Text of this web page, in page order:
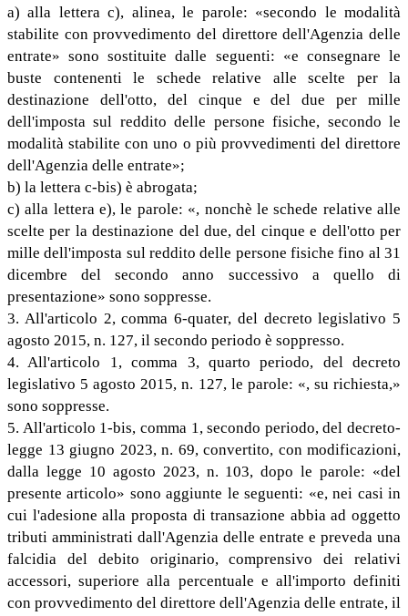
a) alla lettera c), alinea, le parole: «secondo le modalità
stabilite con provvedimento del direttore dell'Agenzia delle
entrate» sono sostituite dalle seguenti: «e consegnare le
buste contenenti le schede relative alle scelte per la
destinazione dell'otto, del cinque e del due per mille
dell'imposta sul reddito delle persone fisiche, secondo le
modalità stabilite con uno o più provvedimenti del direttore
dell'Agenzia delle entrate»;
b) la lettera c-bis) è abrogata;
c) alla lettera e), le parole: «, nonchè le schede relative alle
scelte per la destinazione del due, del cinque e dell'otto per
mille dell'imposta sul reddito delle persone fisiche fino al 31
dicembre del secondo anno successivo a quello di
presentazione» sono soppresse.
3. All'articolo 2, comma 6-quater, del decreto legislativo 5
agosto 2015, n. 127, il secondo periodo è soppresso.
4. All'articolo 1, comma 3, quarto periodo, del decreto
legislativo 5 agosto 2015, n. 127, le parole: «, su richiesta,»
sono soppresse.
5. All'articolo 1-bis, comma 1, secondo periodo, del decreto-
legge 13 giugno 2023, n. 69, convertito, con modificazioni,
dalla legge 10 agosto 2023, n. 103, dopo le parole: «del
presente articolo» sono aggiunte le seguenti: «e, nei casi in
cui l'adesione alla proposta di transazione abbia ad oggetto
tributi amministrati dall'Agenzia delle entrate e preveda una
falcidia del debito originario, comprensivo dei relativi
accessori, superiore alla percentuale e all'importo definiti
con provvedimento del direttore dell'Agenzia delle entrate, il